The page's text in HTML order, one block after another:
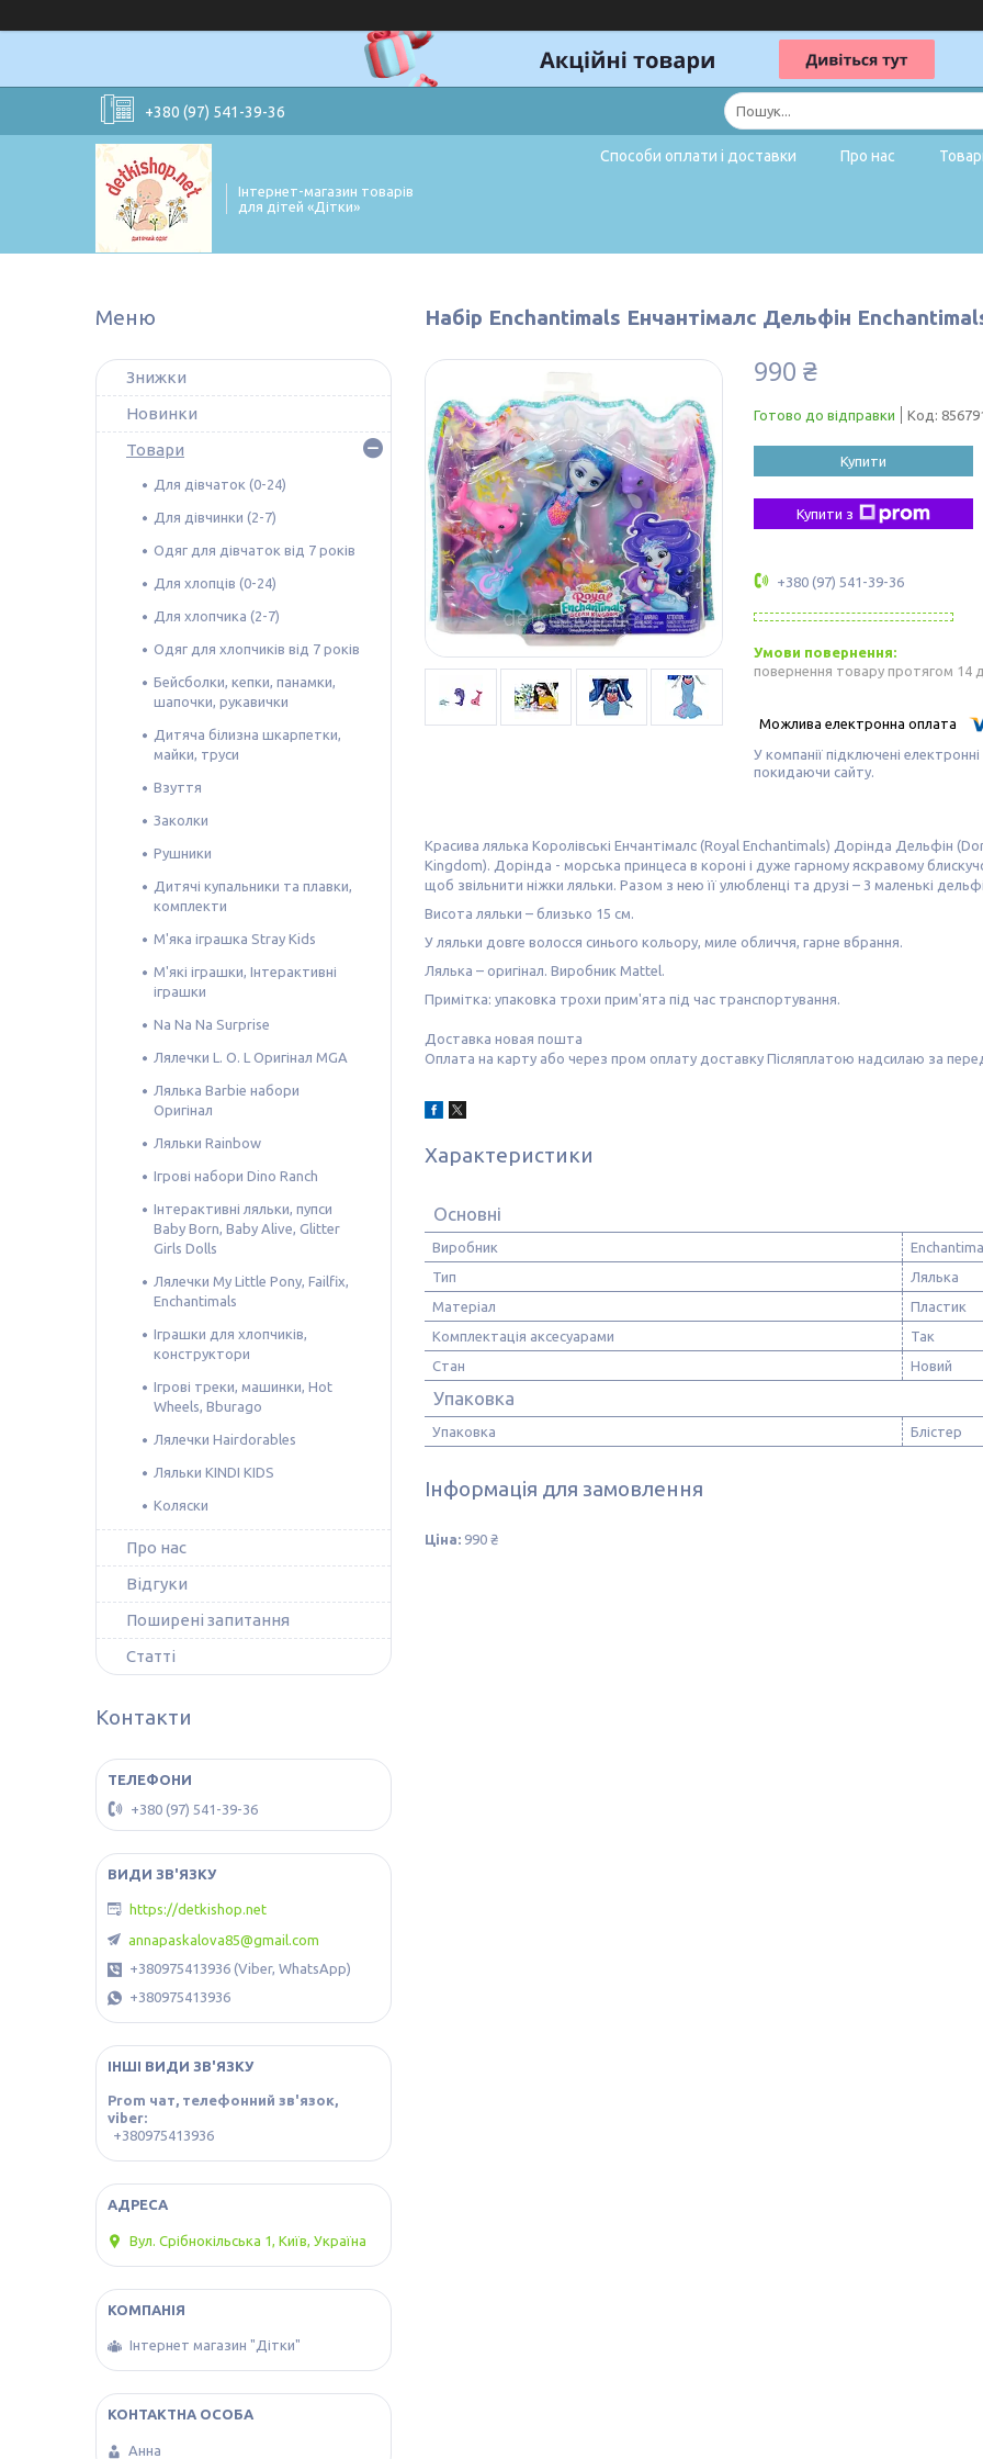
+380 (97) 541-39-36
Інтернет-магазин товарів
для дітей «Дітки»
Способи оплати і доставки Про нас
Набір Enchantimals Енчантімалс Дельфін
990 ₴
Готово до відправки Код:
Купити
Купити з
+380 (97) 541-39-36
повернення товару протягом 14
У компанії підключені
покидаючи сайту.
Красива лялька Королівські Енчантімалс (Royal Enchantimals) Дорінда Дельфін
Kingdom). Дорінда - морська принцеса в короні і дуже гарному яскравому
щоб звільнити ніжки ляльки. Разом з нею її улюбленці та друзі – 3 маленькі
Висота ляльки – близько 15 см.
У ляльки довге волосся синього кольору, миле обличчя, гарне вбрання.
Лялька – оригінал. Виробник Mattel.
Примітка: упаковка трохи прим'ята під час транспортування.
Доставка новая пошта
Оплата на карту або через пром оплату доставку Післяплатою надсилаю за
Характеристики
Основні
Виробник
Тип
Лялька
Матеріал
Пластик
Комплектація аксесуарами
Так
Стан
Новий
Упаковка
Упаковка Блістер
Інформація для замовлення
Ціна: 990 ₴
Знижки
Новинки
Товари
Для дівчаток (0-24)
Для дівчинки (2-7)
Одяг для дівчаток від 7 років
Для хлопців (0-24)
Для хлопчика (2-7)
Одяг для хлопчиків від 7 років
Бейсболки, кепки, панамки,
шапочки, рукавички
Дитяча білизна шкарпетки,
майки, труси
Взуття
Заколки
Рушники
Дитячі купальники та плавки,
комплекти
М'яка іграшка Stray Kids
М'які іграшки, Інтерактивні
іграшки
Na Na Na Surprise
Лялечки L. O. L Оригінал MGA
Лялька Barbie набори
Оригінал
Ляльки Rainbow
Ігрові набори Dino Ranch
Інтерактивні ляльки, пупси
Baby Born, Baby Alive, Glitter
Girls Dolls
Лялечки My Little Pony, Failfix,
Enchantimals
Іграшки для хлопчиків,
конструктори
Ігрові треки, машинки, Hot
Wheels, Bburago
Лялечки Hairdorables
Ляльки KINDI KIDS
Коляски
Про нас
Відгуки
Поширені запитання
Статті
Контакти
+380 (97) 541-39-36
https://detkishop.net
annapaskalova85@gmail.com
+380975413936 (Viber, WhatsApp)
+380975413936
ІНШІ ВИДИ ЗВ'ЯЗКУ
Prom чат, телефонний зв'язок,
viber
+380975413936
Вул. Срібнокільська 1, Київ, Україна
Інтернет магазин "Дітки"
Анна